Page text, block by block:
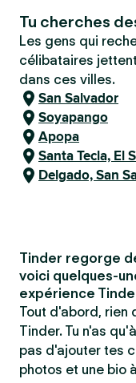
Tu cherches
Les gens qui
célibataires
dans ces villes.
San Salvador
Soyapango
Apopa
Santa Tecla, El
Delgado, San
Tinder regorge
voici quelques-
expérience
Tout d'abord, rien
Tinder. Tu n'as
pas d'ajouter tes
photos et une bio